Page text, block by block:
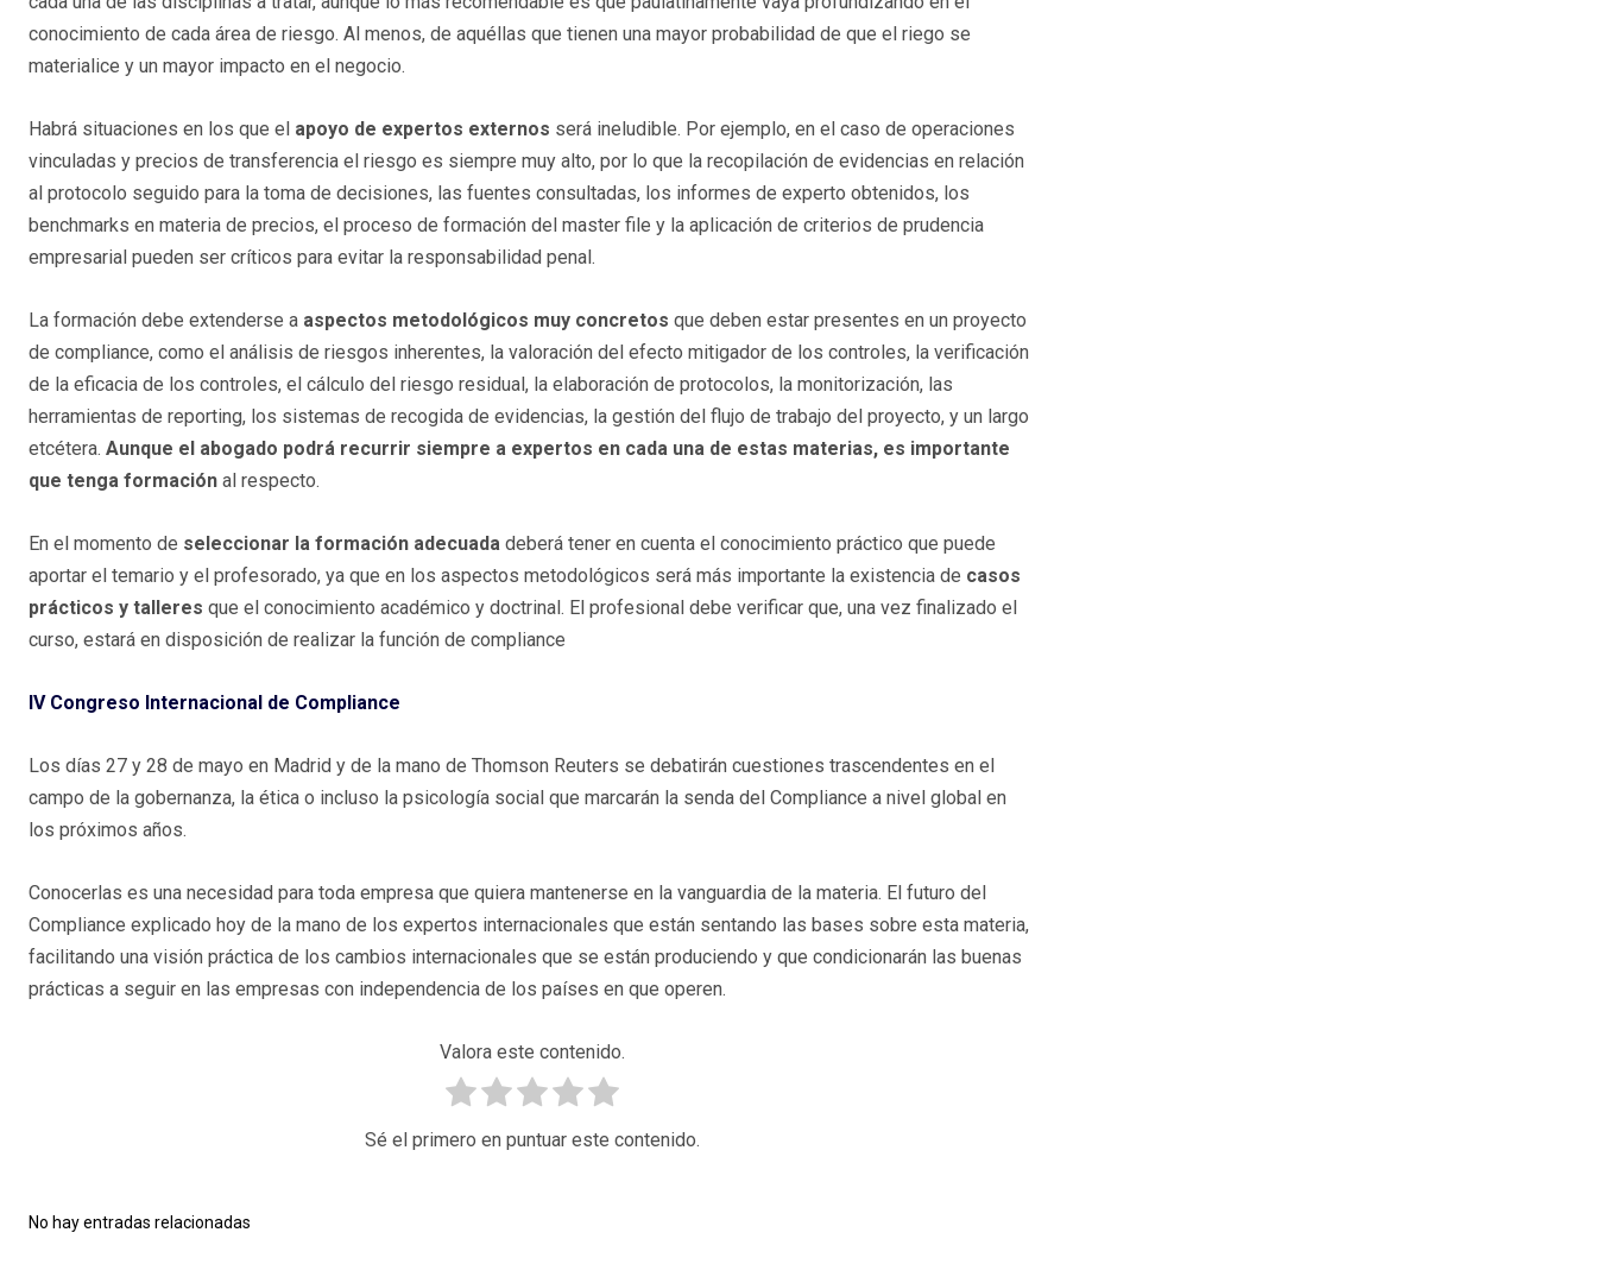
conocimiento de cada área de riesgo. Al menos, de aquéllas que tienen una mayor probabilidad de que el riego se
materialice y un mayor impacto en el negocio.
Habrá situaciones en los que el apoyo de expertos externos será ineludible. Por ejemplo, en el caso de operaciones
vinculadas y precios de transferencia el riesgo es siempre muy alto, por lo que la recopilación de evidencias en relación
al protocolo seguido para la toma de decisiones, las fuentes consultadas, los informes de experto obtenidos, los
benchmarks en materia de precios, el proceso de formación del master file y la aplicación de criterios de prudencia
empresarial pueden ser críticos para evitar la responsabilidad penal.
La formación debe extenderse a aspectos metodológicos muy concretos que deben estar presentes en un proyecto
de compliance, como el análisis de riesgos inherentes, la valoración del efecto mitigador de los controles, la verificación
de la eficacia de los controles, el cálculo del riesgo residual, la elaboración de protocolos, la monitorización, las
herramientas de reporting, los sistemas de recogida de evidencias, la gestión del flujo de trabajo del proyecto, y un largo
etcétera. Aunque el abogado podrá recurrir siempre a expertos en cada una de estas materias, es importante
que tenga formación al respecto.
En el momento de seleccionar la formación adecuada deberá tener en cuenta el conocimiento práctico que puede
aportar el temario y el profesorado, ya que en los aspectos metodológicos será más importante la existencia de casos
prácticos y talleres que el conocimiento académico y doctrinal. El profesional debe verificar que, una vez finalizado el
curso, estará en disposición de realizar la función de compliance
IV Congreso Internacional de Compliance
Los días 27 y 28 de mayo en Madrid y de la mano de Thomson Reuters se debatirán cuestiones trascendentes en el
campo de la gobernanza, la ética o incluso la psicología social que marcarán la senda del Compliance a nivel global en
los próximos años.
Conocerlas es una necesidad para toda empresa que quiera mantenerse en la vanguardia de la materia. El futuro del
Compliance explicado hoy de la mano de los expertos internacionales que están sentando las bases sobre esta materia,
facilitando una visión práctica de los cambios internacionales que se están produciendo y que condicionarán las buenas
prácticas a seguir en las empresas con independencia de los países en que operen.
Valora este contenido.
Sé el primero en puntuar este contenido.
No hay entradas relacionadas